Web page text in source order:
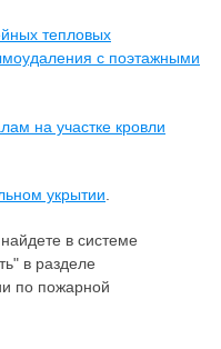
тепловых
с поэтажными
на участке кровли
укрытии.
в системе
в разделе
по пожарной